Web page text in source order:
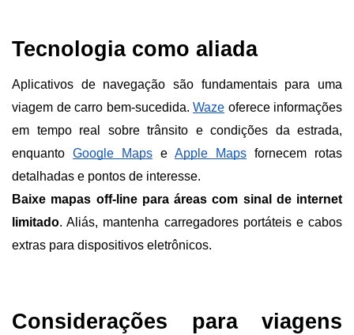
Tecnologia como aliada
Aplicativos de navegação são fundamentais para uma
viagem de carro bem-sucedida. Waze oferece informações
em tempo real sobre trânsito e condições da estrada,
enquanto Google Maps e Apple Maps fornecem rotas
detalhadas e pontos de interesse.
Baixe mapas off-line para áreas com sinal de internet
limitado. Aliás, mantenha carregadores portáteis e cabos
extras para dispositivos eletrônicos.
Considerações para viagens